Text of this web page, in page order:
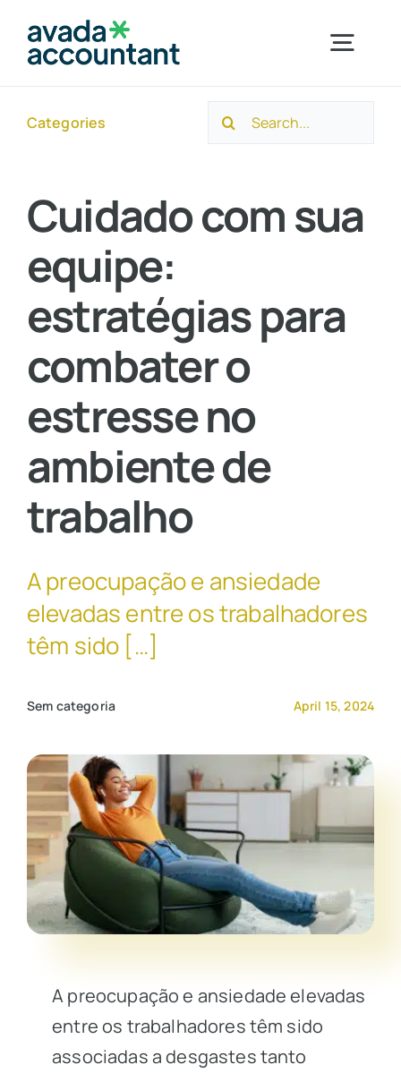
Home
Segmentos
Serviços
Novidades
Contato Comercial
Categories
Search
Cuidado com sua
equipe:
estratégias para
combater o
estresse no
ambiente de
trabalho
A preocupação e ansiedade
elevadas entre os trabalhadores
têm sido […]
Sem categoria April 15, 2024
A preocupação e ansiedade elevadas
entre os trabalhadores têm sido
associadas a desgastes tanto